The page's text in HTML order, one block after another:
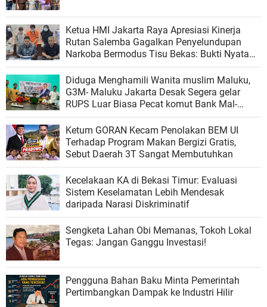
Ketua HMI Jakarta Raya Apresiasi Kinerja
Rutan Salemba Gagalkan Penyelundupan
Narkoba Bermodus Tisu Bekas: Bukti Nyata
Komitmen Pencegahan
Diduga Menghamili Wanita muslim Maluku,
G3M- Maluku Jakarta Desak Segera gelar
RUPS Luar Biasa Pecat komut Bank Mal-
Malut
Ketum GORAN Kecam Penolakan BEM UI
Terhadap Program Makan Bergizi Gratis,
Sebut Daerah 3T Sangat Membutuhkan
Kecelakaan KA di Bekasi Timur: Evaluasi
Sistem Keselamatan Lebih Mendesak
daripada Narasi Diskriminatif
Sengketa Lahan Obi Memanas, Tokoh Lokal
Tegas: Jangan Ganggu Investasi!
Pengguna Bahan Baku Minta Pemerintah
Pertimbangkan Dampak ke Industri Hilir